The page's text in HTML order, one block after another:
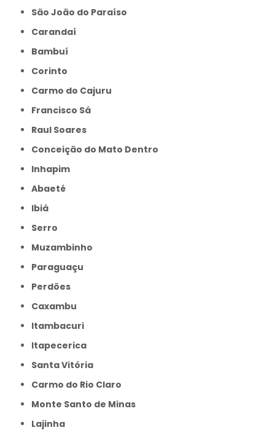
São João do Paraíso
Carandaí
Bambuí
Corinto
Carmo do Cajuru
Francisco Sá
Raul Soares
Conceição do Mato Dentro
Inhapim
Abaeté
Ibiá
Serro
Muzambinho
Paraguaçu
Perdões
Caxambu
Itambacuri
Itapecerica
Santa Vitória
Carmo do Rio Claro
Monte Santo de Minas
Lajinha